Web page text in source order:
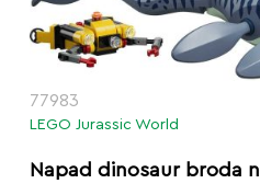
77983
LEGO Jurassic World
Napad dinosaur broda